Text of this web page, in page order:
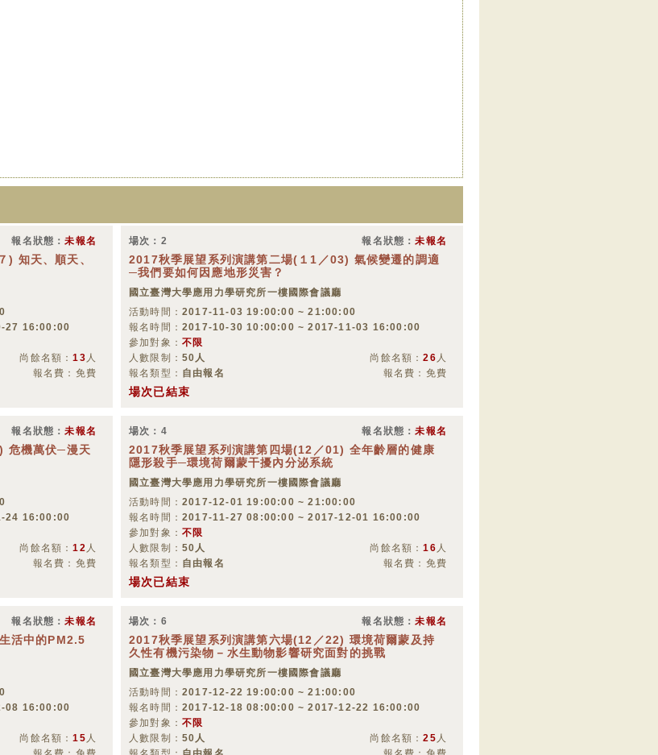
報名狀態：未報名
) 知天、順天、
27 16:00:00
尚餘名額：13 人
報名費：免費
場次：2 報名狀態：未報名
2017秋季展望系列演講第二場(１1／03) 氣候變遷的調適
─我們要如何因應地形災害？
國立臺灣大學應用力學研究所一樓國際會議廳
活動時間： 2017-11-03 19:00:00 ~ 21:00:00
報名時間： 2017-10-30 10:00:00 ~ 2017-11-03 16:00:00
參加對象： 不限
人數限制： 50人 尚餘名額：26 人
報名類型： 自由報名 報名費：免費
場次已結束
報名狀態：未報名
危機萬伏─漫天
24 16:00:00
尚餘名額：12 人
報名費：免費
場次：4 報名狀態：未報名
2017秋季展望系列演講第四場(12／01) 全年齡層的健康
隱形殺手─環境荷爾蒙干擾內分泌系統
國立臺灣大學應用力學研究所一樓國際會議廳
活動時間： 2017-12-01 19:00:00 ~ 21:00:00
報名時間： 2017-11-27 08:00:00 ~ 2017-12-01 16:00:00
參加對象： 不限
人數限制： 50人 尚餘名額：16 人
報名類型： 自由報名 報名費：免費
場次已結束
報名狀態：未報名
活中的PM2.5
08 16:00:00
尚餘名額：15 人
場次：6 報名狀態：未報名
2017秋季展望系列演講第六場(12／22) 環境荷爾蒙及持
久性有機污染物－水生動物影響研究面對的挑戰
國立臺灣大學應用力學研究所一樓國際會議廳
活動時間： 2017-12-22 19:00:00 ~ 21:00:00
報名時間： 2017-12-18 08:00:00 ~ 2017-12-22 16:00:00
參加對象： 不限
人數限制： 50人 尚餘名額：25 人